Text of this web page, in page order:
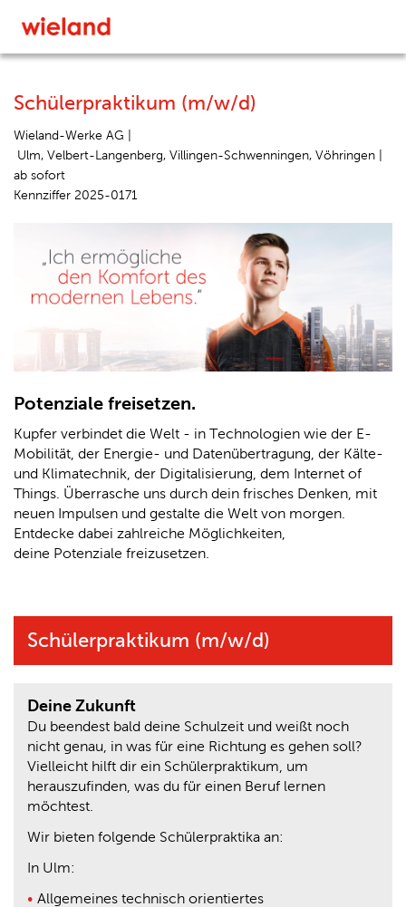
Schülerpraktikum (m/w/d)
Wieland-Werke AG |
Ulm, Velbert-Langenberg, Villingen-Schwenningen, Vöhringen |
ab sofort
Kennziffer 2025-0171
Potenziale freisetzen.
Kupfer verbindet die Welt - in Technologien wie der E-
Mobilität, der Energie- und Datenübertragung, der Kälte-
und Klimatechnik, der Digitalisierung, dem Internet of
Things. Überrasche uns durch dein frisches Denken, mit
neuen Impulsen und gestalte die Welt von morgen.
Entdecke dabei zahlreiche Möglichkeiten,
deine Potenziale freizusetzen.
Schülerpraktikum (m/w/d)
Deine Zukunft
Du beendest bald deine Schulzeit und weißt noch
nicht genau, in was für eine Richtung es gehen soll?
Vielleicht hilft dir ein Schülerpraktikum, um
herauszufinden, was du für einen Beruf lernen
möchtest.
Wir bieten folgende Schülerpraktika an:
In Ulm:
Allgemeines technisch orientiertes